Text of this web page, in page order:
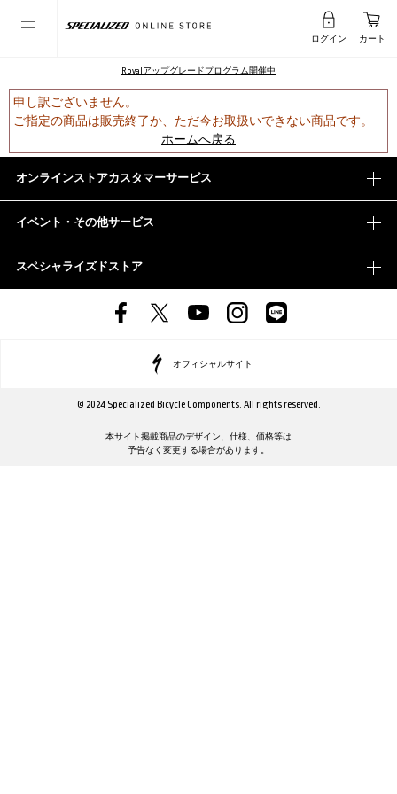
ログイン カート
Rovalアップグレードプログラム開催中
申し訳ございません。
ご指定の商品は販売終了か、ただ今お取扱いできない商品です。
ホームへ戻る
オンラインストアカスタマーサービス
イベント・その他サービス
スペシャライズドストア
オフィシャルサイト
© 2024 Specialized Bicycle Components. All rights reserved.
本サイト掲載商品のデザイン、仕様、価格等は
予告なく変更する場合があります。